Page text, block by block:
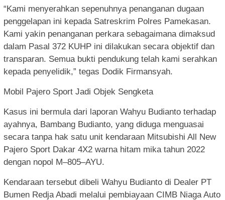
“Kami menyerahkan sepenuhnya penanganan dugaan
penggelapan ini kepada Satreskrim Polres Pamekasan.
Kami yakin penanganan perkara sebagaimana dimaksud
dalam Pasal 372 KUHP ini dilakukan secara objektif dan
transparan. Semua bukti pendukung telah kami serahkan
kepada penyelidik,” tegas Dodik Firmansyah.
Mobil Pajero Sport Jadi Objek Sengketa
Kasus ini bermula dari laporan Wahyu Budianto terhadap
ayahnya, Bambang Budianto, yang diduga menguasai
secara tanpa hak satu unit kendaraan Mitsubishi All New
Pajero Sport Dakar 4X2 warna hitam mika tahun 2022
dengan nopol M–805–AYU.
Kendaraan tersebut dibeli Wahyu Budianto di Dealer PT
Bumen Redja Abadi melalui pembiayaan CIMB Niaga Auto